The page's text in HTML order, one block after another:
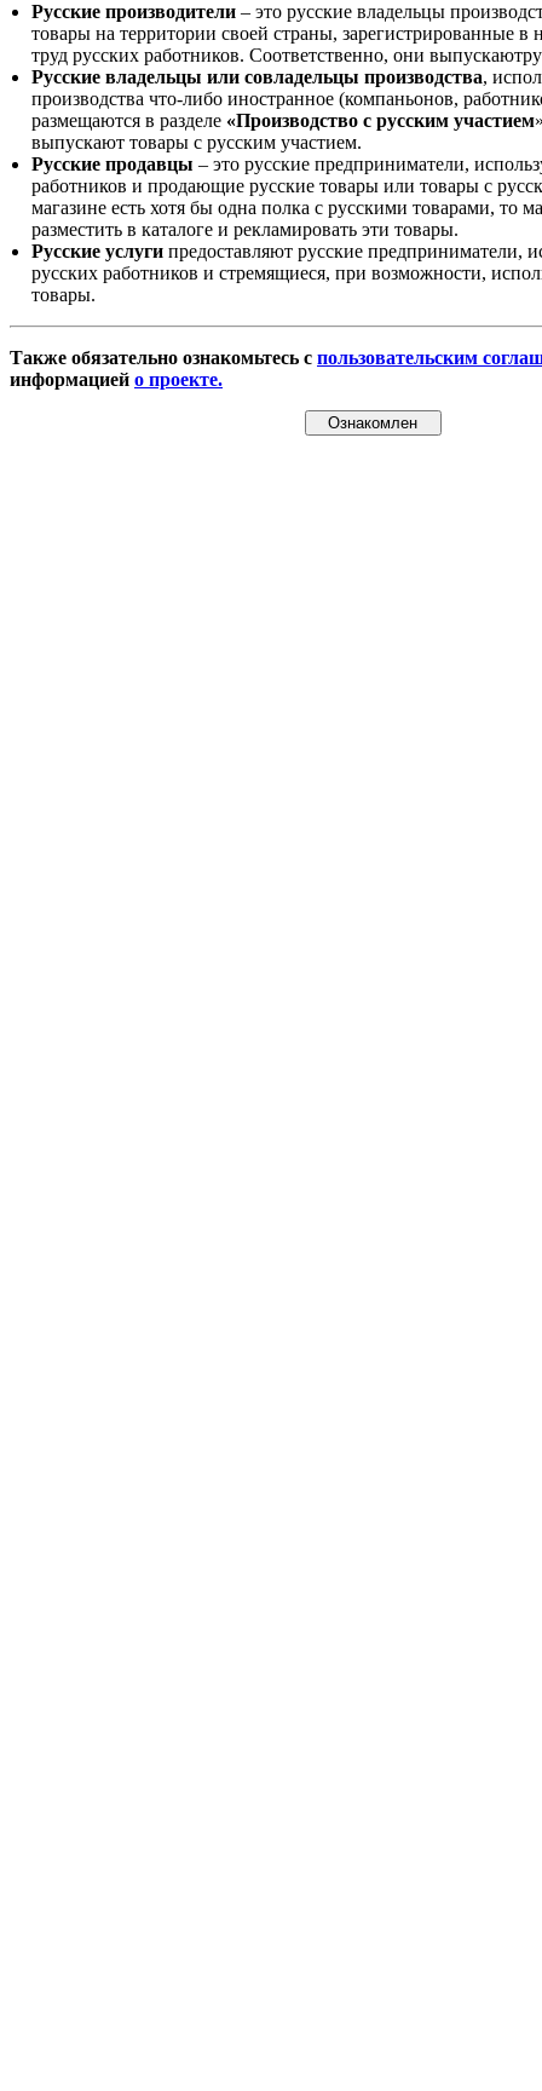
Русские производители – это русские владельцы
товары на территории своей страны, зарегистрированные
труд русских работников. Соответственно, они
Русские владельцы или совладельцы производства,
производства что-либо иностранное (компаньонов,
размещаются в разделе «Производство с русским участием
выпускают товары с русским участием.
Русские продавцы – это русские предприниматели,
работников и продающие русские товары или товары с
магазине есть хотя бы одна полка с русскими товарами, то
разместить в каталоге и рекламировать эти товары.
Русские услуги предоставляют русские предприниматели,
русских работников и стремящиеся, при возможности,
товары.
Также обязательно ознакомьтесь с пользовательским
информацией о проекте.
Ознакомлен